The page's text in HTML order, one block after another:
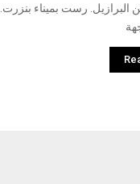
البرازيل. رست بميناء